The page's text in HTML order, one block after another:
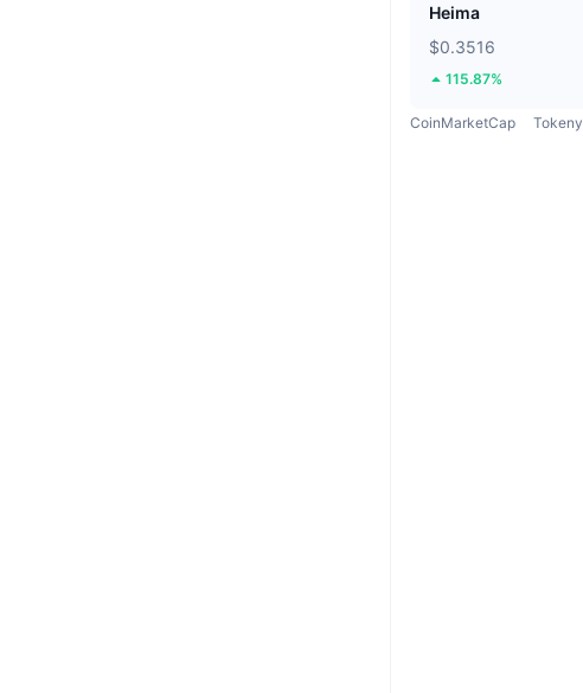
Heima
$0.3516
115.87%
CoinMarketCap Tokeny